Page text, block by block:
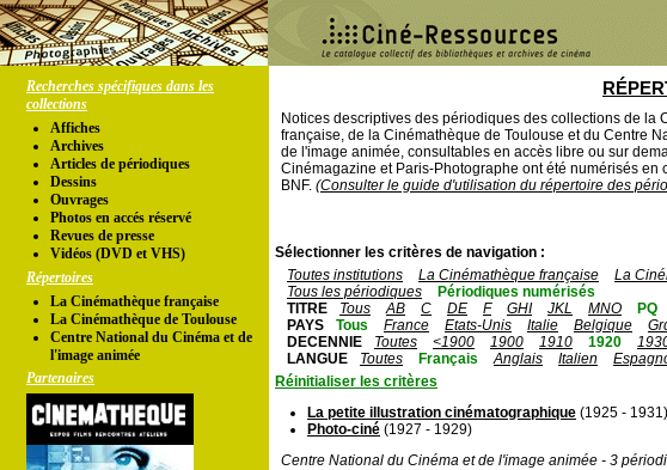
Recherches spécifiques dans les
collections
Affiches
Archives
Articles de périodiques
Dessins
Ouvrages
Photos en accés réservé
Revues de presse
Vidéos (DVD et VHS)
Répertoires
La Cinémathèque française
La Cinémathèque de Toulouse
Centre National du Cinéma et de
l'image animée
Partenaires
Notices descriptives des périodiques des collections de la
française, de la Cinémathèque de Toulouse et du Centre
de l'image animée, consultables en accès libre ou sur
Cinémagazine et Paris-Photographe ont été numérisés en
BNF. (Consulter le guide d'utilisation du répertoire des
Sélectionner les critères de navigation :
Toutes institutions
La Cinémathèque française La
Tous les périodiques
Périodiques numérisés
TITRE
Tous AB C DE F GHI JKL MNO PQ
PAYS
Tous France Etats-Unis Italie Belgique
DECENNIE
Toutes <1900 1900 1910 1920
LANGUE
Toutes Français Anglais Italien
Réinitialiser les critères
La petite illustration cinématographique (1925 - 1931)
Photo-ciné (1927 - 1929)
Centre National du Cinéma et de l'image animée - 3